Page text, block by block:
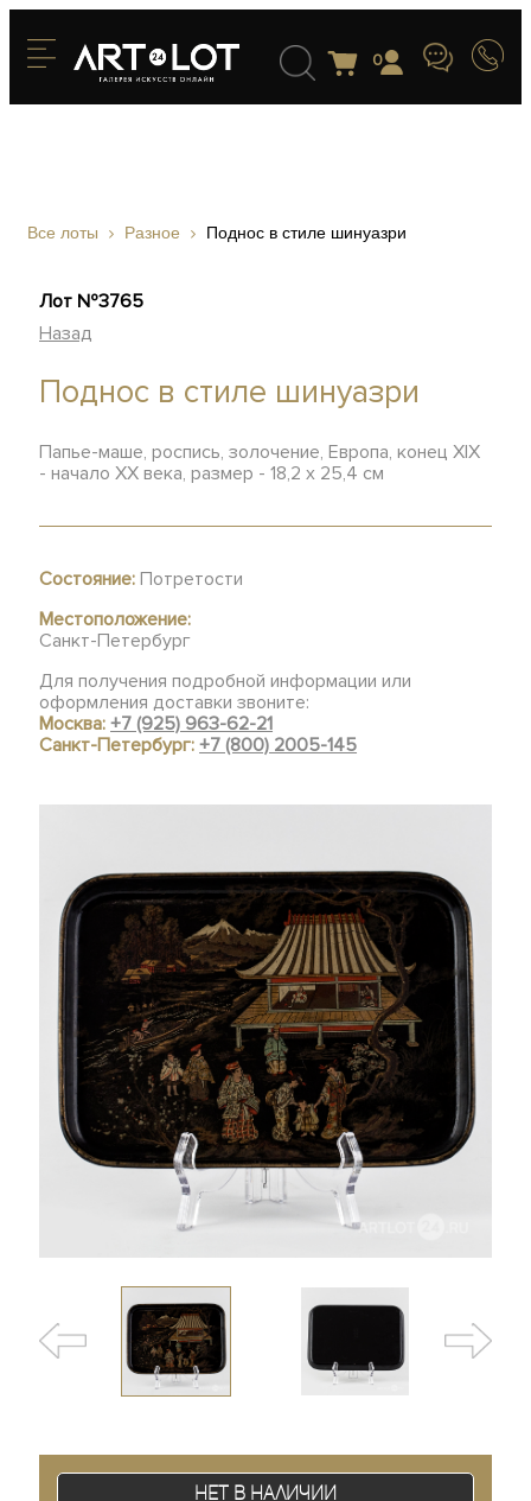
0
Все лоты Разное Поднос в стиле шинуазри
Лот №3765
Назад
Поднос в стиле шинуазри
Папье-маше, роспись, золочение, Европа, конец XIX
- начало ХХ века, размер - 18,2 х 25,4 см
Состояние: Потретости
Местоположение:
Санкт-Петербург
Для получения подробной информации или
оформления доставки звоните:
Москва:+7 (925) 963-62-21
Санкт-Петербург:+7 (800) 2005-145
Нет в наличии